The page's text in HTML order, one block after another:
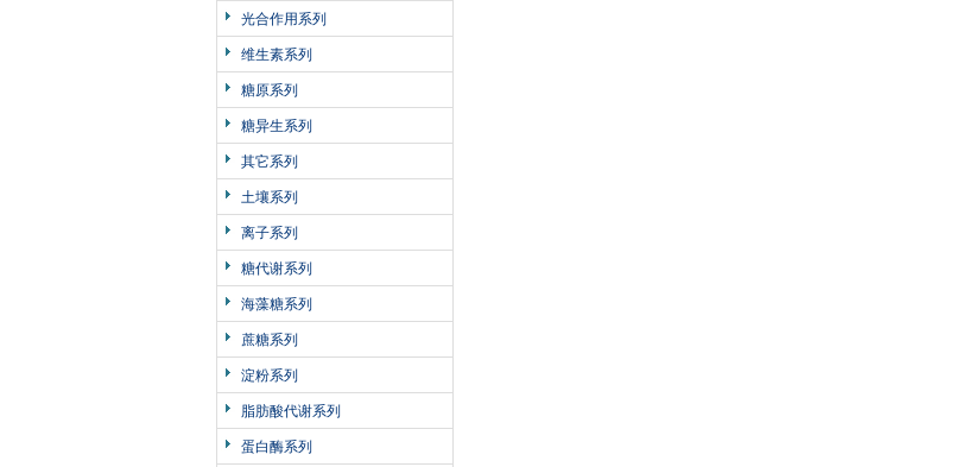
光合作用系列
维生素系列
糖原系列
糖异生系列
其它系列
土壤系列
离子系列
糖代谢系列
海藻糖系列
蔗糖系列
淀粉系列
脂肪酸代谢系列
蛋白酶系列